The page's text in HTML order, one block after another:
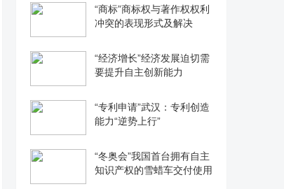
“商标”商标权与著作权权利
冲突的表现形式及解决
“经济增长”经济发展迫切需
要提升自主创新能力
“专利申请”武汉：专利创造
能力“逆势上行”
“冬奥会”我国首台拥有自主
知识产权的雪蜡车交付使用